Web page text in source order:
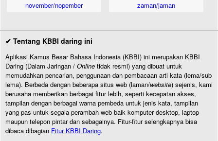
november/nopember
zaman/jaman
✔ Tentang KBBI daring ini
Aplikasi Kamus Besar Bahasa Indonesia (KBBI) ini merupakan KBBI
Daring (Dalam Jaringan / Online tidak resmi) yang dibuat untuk
memudahkan pencarian, penggunaan dan pembacaan arti kata (lema/sub
lema). Berbeda dengan beberapa situs web (laman/website) sejenis, kami
berusaha memberikan berbagai fitur lebih, seperti kecepatan akses,
tampilan dengan berbagai warna pembeda untuk jenis kata, tampilan
yang pas untuk segala perambah web baik komputer desktop, laptop
maupun telepon pintar dan sebagainya. Fitur-fitur selengkapnya bisa
dibaca dibagian Fitur KBBI Daring.